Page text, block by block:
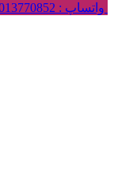
واتساپ : 09013770852